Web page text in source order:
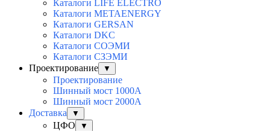
Каталоги LIFE ELECTRO
Каталоги METAENERGY
Каталоги GERSAN
Каталоги DKC
Каталоги СОЭМИ
Каталоги СЗЭМИ
Проектирование
▼
Проектирование
Шинный мост 1000А
Шинный мост 2000А
Доставка
▼
ЦФО ▼